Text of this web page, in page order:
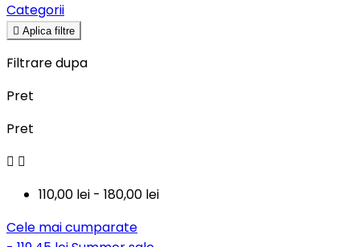
Categorii
 Aplica filtre
Filtrare dupa
Pret
Pret
 
110,00 lei - 180,00 lei
Cele mai cumparate